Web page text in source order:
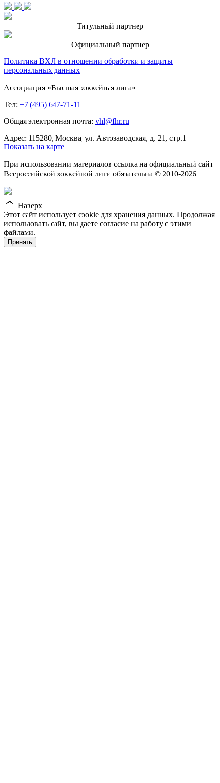
Титульный партнер
Официальный партнер
Политика ВХЛ в отношении обработки и защиты
персональных данных
Ассоциация «Высшая хоккейная лига»
Тел: +7 (495) 647-71-11
Общая электронная почта: vhl@fhr.ru
Адрес: 115280, Москва, ул. Автозаводская, д. 21, стр.1
Показать на карте
При использовании материалов ссылка на официальный сайт
Всероссийской хоккейной лиги обязательна © 2010-2026
Наверх
Этот сайт использует cookie для хранения данных. Продолжая
использовать сайт, вы даете согласие на работу с этими
файлами.
Принять